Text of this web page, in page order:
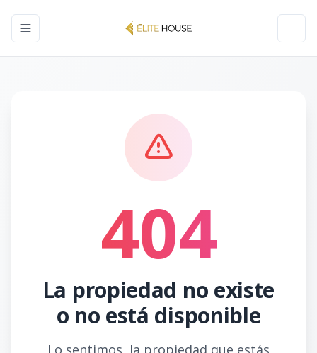
Toggle navigation menu
404
La propiedad no existe
o no está disponible
Lo sentimos, la propiedad que estás